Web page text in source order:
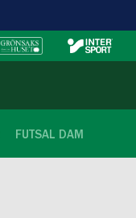
FUTSAL DAM